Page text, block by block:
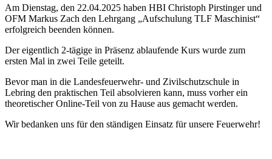
Am Dienstag, den 22.04.2025 haben HBI Christoph Pirstinger und
OFM Markus Zach den Lehrgang „Aufschulung TLF Maschinist“
erfolgreich beenden können.
Der eigentlich 2-tägige in Präsenz ablaufende Kurs wurde zum
ersten Mal in zwei Teile geteilt.
Bevor man in die Landesfeuerwehr- und Zivilschutzschule in
Lebring den praktischen Teil absolvieren kann, muss vorher ein
theoretischer Online-Teil von zu Hause aus gemacht werden.
Wir bedanken uns für den ständigen Einsatz für unsere Feuerwehr!